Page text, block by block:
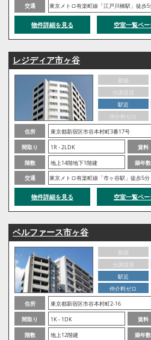
交通
東京メトロ有楽町線「江戸川橋駅」徒歩5
物件詳細を見る 空室一覧ペ
レジディア市ヶ谷
新築
分譲賃貸
駅近
仲介料ゼロ
住所
東京都新宿区市谷本村町3番17号
間取り
1R - 2LDK 賃料
階数
地上14階地下1階建 築年数
交通
東京メトロ有楽町線「市ヶ谷駅」徒歩5分
物件詳細を見る 空室一覧ペ
ベルファース市ヶ谷
新築
分譲賃貸
駅近
仲介料ゼロ
住所
東京都新宿区市谷本村町2-16
間取り
1K - 1DK 賃料
階数
地上12階建 築年数